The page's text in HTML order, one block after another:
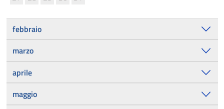
febbraio
marzo
aprile
maggio